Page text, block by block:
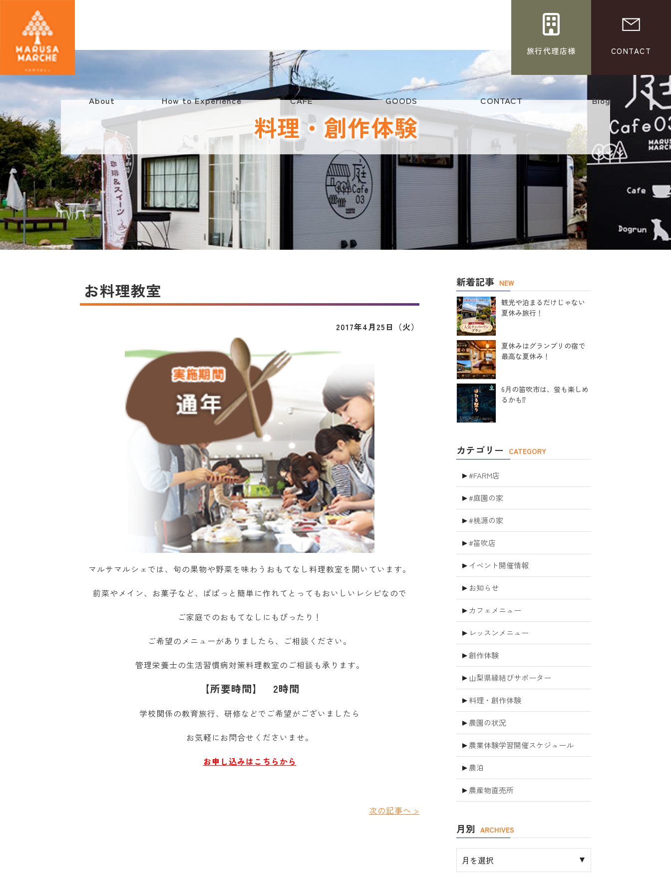
旅行代理店様 CONTACT
About How to Experience CAFE GOODS CONTACT Blog
料理・創作体験
お料理教室
2017年4月25日（火）
マルサマルシェでは、旬の果物や野菜を味わうおもてなし料理教室を開いています。
前菜やメイン、お菓子など、ぱぱっと簡単に作れてとってもおいしいレシピなので
ご家庭でのおもてなしにもぴったり！
ご希望のメニューがありましたら、ご相談ください。
管理栄養士の生活習慣病対策料理教室のご相談も承ります。
【所要時間】 2時間
学校関係の教育旅行、研修などでご希望がございましたら
お気軽にお問合せくださいませ。
お申し込みはこちらから
次の記事へ >
新着記事 NEW
観光や泊まるだけじゃない
夏休み旅行！
夏休みはグランプリの宿で
最高な夏休み！
6月の笛吹市は、蛍も楽しめ
るかも⁉️
カテゴリー CATEGORY
#FARM店
#庭園の家
#桃源の家
#笛吹店
イベント開催情報
お知らせ
カフェメニュー
レッスンメニュー
創作体験
山梨県縁結びサポーター
料理・創作体験
農園の状況
農業体験学習開催スケジュール
農泊
農産物直売所
月別 ARCHIVES